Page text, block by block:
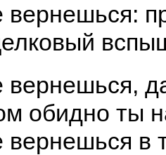
обидно ты
в